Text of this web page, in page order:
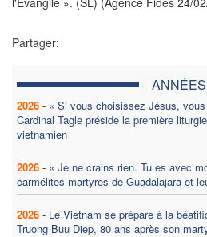
Partager:
ANNÉES
2026 - « Si vous choisissez Jésus,
Cardinal Tagle préside la première
vietnamien
2026 - « Je ne crains rien. Tu es avec
carmélites martyres de Guadalajara et
2026 - Le Vietnam se prépare à la
Truong Buu Diep, 80 ans après son